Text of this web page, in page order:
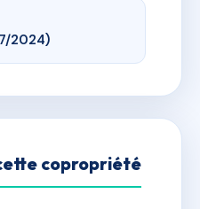
2024)
copropriété